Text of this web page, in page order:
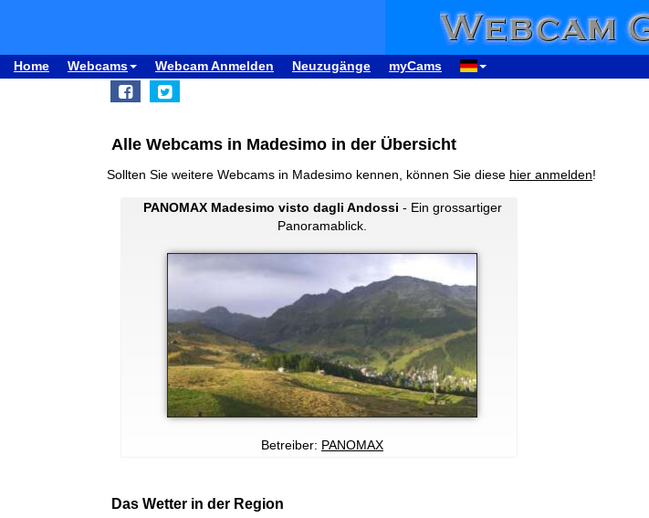
Home Webcams Webcam Anmelden Neuzugänge myCams
Alle Webcams in Madesimo in der Übersicht
Sollten Sie weitere Webcams in Madesimo kennen, können Sie diese hier anmelden!
PANOMAX Madesimo visto dagli Andossi - Ein grossartiger
Panoramablick.
Betreiber: PANOMAX
Das Wetter in der Region